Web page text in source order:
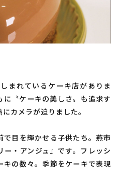
まれているケーキ店がありま
に〝ケーキの美しさ〟も追求す
カメラが迫りました。
で目を輝かせる子供たち。燕市
ー・アンジュ』です。フレッシ
キの数々。季節をケーキで表現